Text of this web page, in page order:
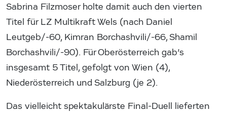
Sabrina Filzmoser holte damit auch den vierten
Titel für LZ Multikraft Wels (nach Daniel
Leutgeb/-60, Kimran Borchashvili/-66, Shamil
Borchashvili/-90). Für Oberösterreich gab’s
insgesamt 5 Titel, gefolgt von Wien (4),
Niederösterreich und Salzburg (je 2).
Das vielleicht spektakulärste Final-Duell lieferten